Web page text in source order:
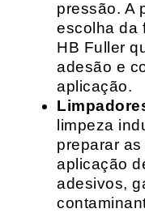
pressão. A
escolha da
HB Fuller
adesão e
aplicação.
limpeza
preparar
aplicação
adesivos,